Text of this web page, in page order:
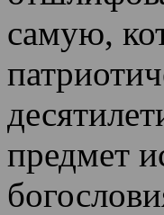
самую,
предмет